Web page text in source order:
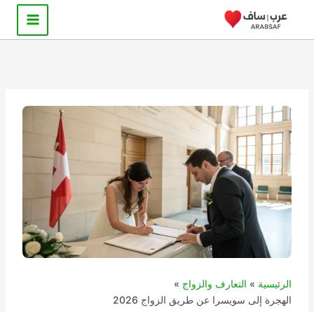
المحتوى
الرئيسية
التعارف والزواج
الهجرة إلى سويسرا عن طريق الزواج 2026